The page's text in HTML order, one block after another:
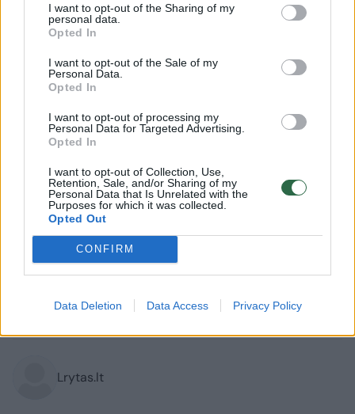
I want to opt-out of the Sharing of my
personal data.
Opted In
I want to opt-out of the Sale of my
Personal Data.
Opted In
I want to opt-out of processing my
Personal Data for Targeted Advertising.
Opted In
I want to opt-out of Collection, Use,
Retention, Sale, and/or Sharing of my
Personal Data that Is Unrelated with the
Purposes for which it was collected.
Opted Out
CONFIRM
Data Deletion Data Access Privacy Policy
Lietuvos diena Nelaimės
BMW Jurbarke taranavo
daugiabutį: liudininkai prabilo apie
didelį greitį
2026 m. rugpjūčio 7 d. 07:45
Lrytas.lt